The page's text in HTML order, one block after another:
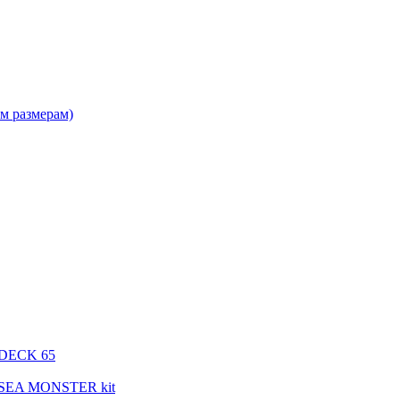
размерам)
65
MONSTER kit